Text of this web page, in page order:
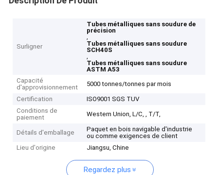
Surligner
Tubes métalliques sans soudure de
précision
,
Tubes métalliques sans soudure
SCH40S
,
Tubes métalliques sans soudure
ASTM A53
Capacité
d'approvisionnement
5000 tonnes/tonnes par mois
Certification
ISO9001 SGS TUV
Conditions de
paiement
Western Union, L/C, , T/T,
Détails d'emballage
Paquet en bois navigable d'industrie
ou comme exigences de client
Lieu d'origine
Jiangsu, Chine
Regardez plus